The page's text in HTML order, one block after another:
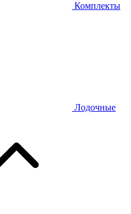
Комплекты
Лодочные